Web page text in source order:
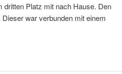
Platz mit nach Hause. Den
war verbunden mit einem